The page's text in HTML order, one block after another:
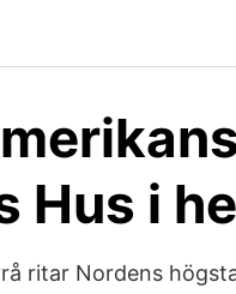
Hus i
ritar Nordens